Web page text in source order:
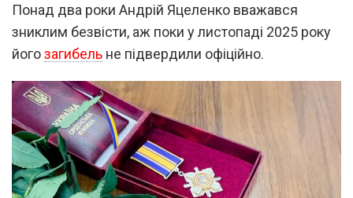
Понад два роки Андрій Яцеленко вважався
зниклим безвісти, аж поки у листопаді 2025 року
йогозагибель не підвердили офіційно.